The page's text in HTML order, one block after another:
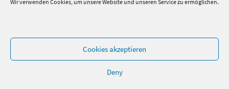
Wir verwenden Cookies, um unsere Website und unseren Service zu ermöglichen.
Cookies akzeptieren
Deny
Impressum